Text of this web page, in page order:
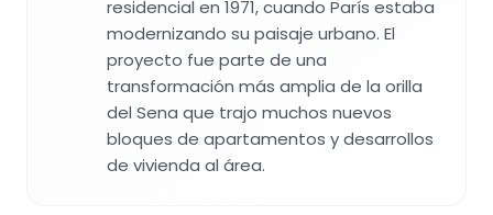
residencial en 1971, cuando París estaba
modernizando su paisaje urbano. El
proyecto fue parte de una
transformación más amplia de la orilla
del Sena que trajo muchos nuevos
bloques de apartamentos y desarrollos
de vivienda al área.